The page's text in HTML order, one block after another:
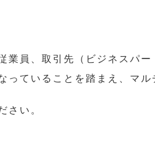
業員、取引先（ビジネスパ
ていることを踏まえ、マ
い。